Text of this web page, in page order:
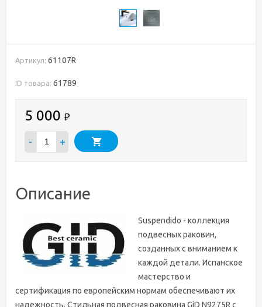
Артикул: 61107R
ID товара: 61789
5 000 ₽
- +
Описание
Suspendido - коллекция
подвесных раковин,
созданных с вниманием к
каждой детали. Испанское
мастерство и
сертификация по европейским нормам обеспечивают их
надежность. Стильная подвесная раковина GiD N9275R с